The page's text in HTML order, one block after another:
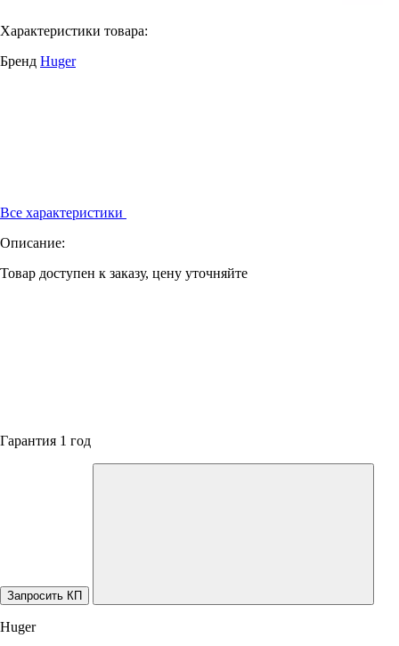
Характеристики товара:
Бренд Huger
Все характеристики
Описание:
Товар доступен к заказу, цену уточняйте
Гарантия 1 год
Запросить КП
Huger